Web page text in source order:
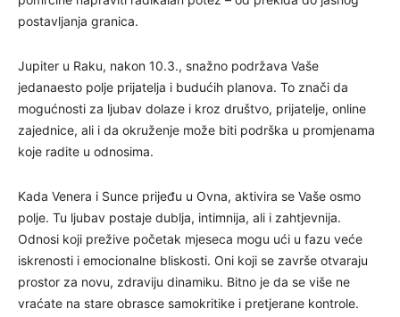
postavljanja granica.
Jupiter u Raku, nakon 10.3., snažno podržava Vaše
jedanaesto polje prijatelja i budućih planova. To znači da
mogućnosti za ljubav dolaze i kroz društvo, prijatelje, online
zajednice, ali i da okruženje može biti podrška u promjenama
koje radite u odnosima.
Kada Venera i Sunce prijeđu u Ovna, aktivira se Vaše osmo
polje. Tu ljubav postaje dublja, intimnija, ali i zahtjevnija.
Odnosi koji prežive početak mjeseca mogu ući u fazu veće
iskrenosti i emocionalne bliskosti. Oni koji se završe otvaraju
prostor za novu, zdraviju dinamiku. Bitno je da se više ne
vraćate na stare obrasce samokritike i pretjerane kontrole.